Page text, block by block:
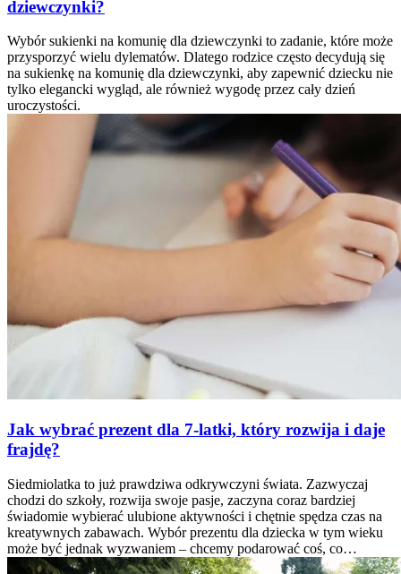
dziewczynki?
Wybór sukienki na komunię dla dziewczynki to zadanie, które może
przysporzyć wielu dylematów. Dlatego rodzice często decydują się
na sukienkę na komunię dla dziewczynki, aby zapewnić dziecku nie
tylko elegancki wygląd, ale również wygodę przez cały dzień
uroczystości.
Jak wybrać prezent dla 7-latki, który rozwija i daje
frajdę?
Siedmiolatka to już prawdziwa odkrywczyni świata. Zazwyczaj
chodzi do szkoły, rozwija swoje pasje, zaczyna coraz bardziej
świadomie wybierać ulubione aktywności i chętnie spędza czas na
kreatywnych zabawach. Wybór prezentu dla dziecka w tym wieku
może być jednak wyzwaniem – chcemy podarować coś, co…